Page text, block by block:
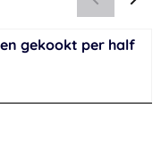
gekookt per half
niet zichtbaar